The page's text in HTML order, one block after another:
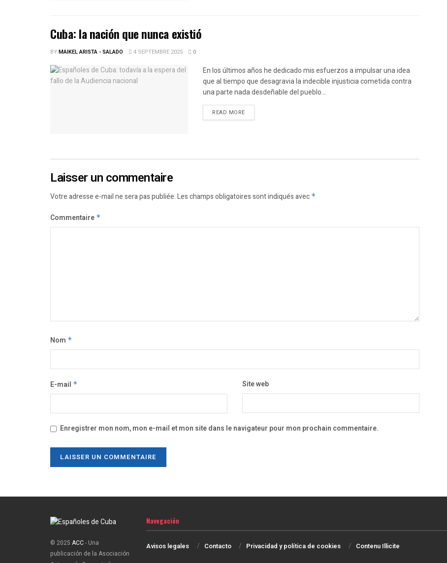
Cuba: la nación que nunca existió
BYMAIKEL ARISTA - SALADO 4 SEPTEMBRE 2025 0
En los últimos años he dedicado mis esfuerzos a impulsar una idea
que al tiempo que desagravia la indecible injusticia cometida contra
una parte nada desdeñable del pueblo...
READ MOREDETAILS
Laisser un commentaire
Votre adresse e-mail ne sera pas publiée.Les champs obligatoires sont indiqués avec *
Commentaire *
Nom *
E-mail * Site web
Enregistrer mon nom, mon e-mail et mon site dans le navigateur pour mon prochain commentaire.
© 2025 ACC- Una
publicación de la Asociación
Navegación
Avisos legales Contacto Privacidad y política de cookies Contenu Illicite